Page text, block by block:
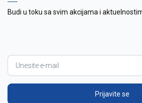
Budi u toku sa svim akcijama i
Prijavite se